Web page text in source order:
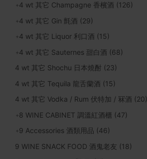
4 wt 其它 Champagne 香檳酒 (126)
4 wt 其它 Gin 氈酒 (29)
4 wt 其它 Liquor 利口酒 (15)
4 wt 其它 Sauternes 甜白酒 (68)
4 wt 其它 Shochu 日本燒酎 (23)
4 wt 其它 Tequila 龍舌蘭酒 (15)
4 wt 其它 Vodka / Rum 伏特加 / 冧酒 (20)
8 WINE CABINET 調溫紅酒櫃 (47)
9 Accessories 酒類用品 (46)
9 WINE SNACK FOOD 酒鬼老友 (18)